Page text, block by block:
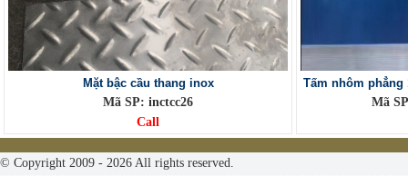
Mặt bậc cầu thang inox
Mã SP: inctcc26
Call
Tấm nhôm phẳng
Mã
© Copyright 2009 - 2026 All rights reserved.